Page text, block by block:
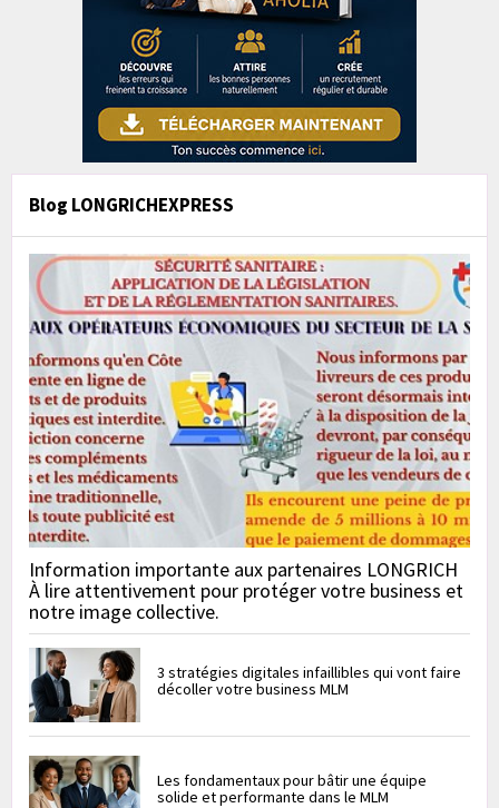
Blog LONGRICHEXPRESS
Information importante aux partenaires LONGRICH
À lire attentivement pour protéger votre business et
notre image collective.
3 stratégies digitales infaillibles qui vont faire
décoller votre business MLM
Les fondamentaux pour bâtir une équipe
solide et performante dans le MLM